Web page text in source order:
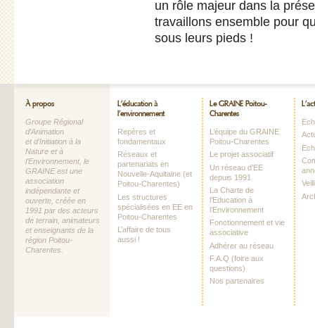
un rôle majeur dans la
travaillons ensemble pour
sous leurs pieds !
À propos
Groupe Régional
d’Animation
et d’Initiation à la
Nature et à
l’Environnement, le
GRAINE est une
association
indépendante et
ouverte, créée en
1991 par des acteurs
de terrain, animateurs
et enseignants de la
région Poitou-
Charentes.
L’éducation à
l’environnement
Repères et
fondamentaux
Réseaux et
partenariats en
Nouvelle-Aquitaine (et
Poitou-Charentes)
Les structures
spécialisées en EE en
Poitou-Charentes
L’affaire de tous
aussi !
Le GRAINE Poitou-
Charentes
L’équipe du GRAINE
Poitou-Charentes
Le projet associatif
Un réseau d’EE
depuis 1991
La Charte de
l’Education à
l’Environnement
Fonctionnement et vie
associative
Adhérer au réseau
F.A.Q (foire aux
questions)
Nos partenaires